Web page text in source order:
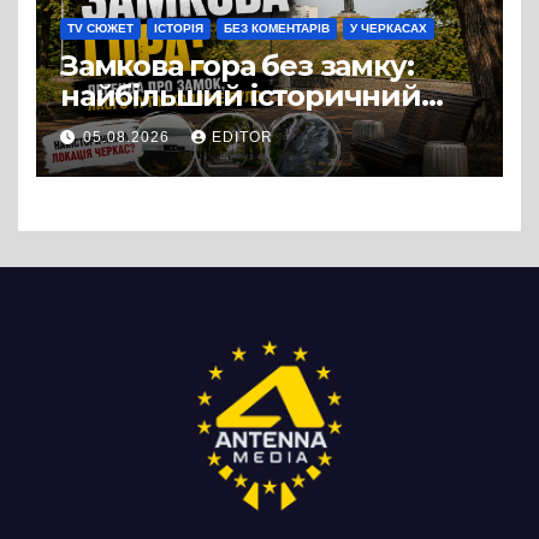
TV СЮЖЕТ ІСТОРІЯ БЕЗ КОМЕНТАРІВ У ЧЕРКАСАХ
Замкова гора без замку:
найбільший історичний
міф Черкас
05.08.2026 EDITOR